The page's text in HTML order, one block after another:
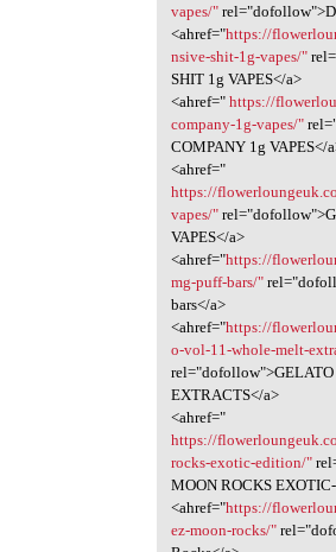
vapes/"
<ahref="https://
nsive-shit-1g-vapes/"
SHIT 1g VAPES</a>
<ahref=" https://
company-1g-vapes/"
COMPANY 1g VAPES</
<ahref="
https://
vapes/"
VAPES</a>
<ahref="https://
mg-puff-bars/"
bars</a>
<ahref="https://
o-vol-11-whole-melt-
EXTRACTS</a>
<ahref="
https://
rocks-exotic-edition/"
MOON ROCKS
<ahref="https://
ez-moon-rocks/"